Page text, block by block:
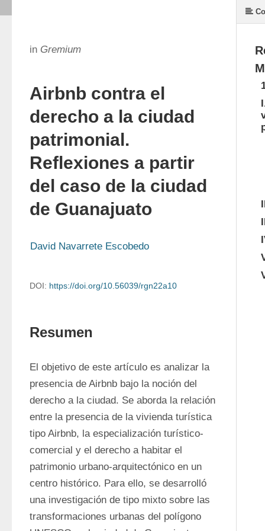
in Gremium
Airbnb contra el
derecho a la ciudad
patrimonial.
Reflexiones a partir
del caso de la ciudad
de Guanajuato
David Navarrete Escobedo
DOI: https://doi.org/10.56039/rgn22a10
Resumen
El objetivo de este artículo es analizar la
presencia de Airbnb bajo la noción del
derecho a la ciudad. Se aborda la relación
entre la presencia de la vivienda turística
tipo Airbnb, la especialización turístico-
comercial y el derecho a habitar el
patrimonio urbano-arquitectónico en un
centro histórico. Para ello, se desarrolló
una investigación de tipo mixto sobre las
transformaciones urbanas del polígono